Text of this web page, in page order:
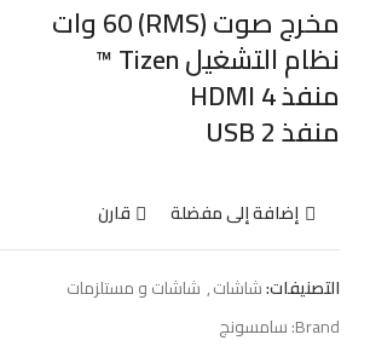
مخرج صوت (RMS) 60 وات
نظام التشغيل Tizen ™
منفذ HDMI 4
منفذ USB 2
إضافة إلى مفضلة قارن
التصنيفات:شاشات, شاشات و مستلزمات
Brand: سامسونج